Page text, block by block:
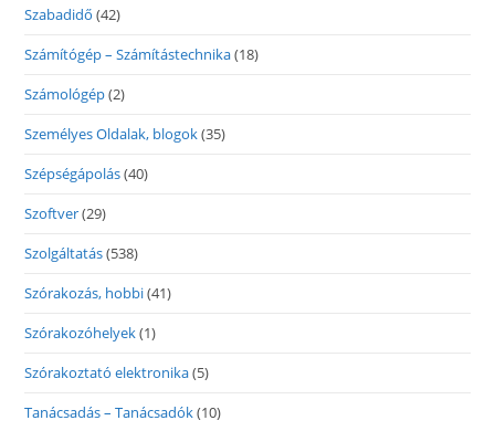
Szabadidő (42)
Számítógép – Számítástechnika(18)
Számológép(2)
Személyes Oldalak, blogok(35)
Szépségápolás(40)
Szoftver(29)
Szolgáltatás(538)
Szórakozás, hobbi(41)
Szórakozóhelyek(1)
Szórakoztató elektronika(5)
Tanácsadás – Tanácsadók(10)